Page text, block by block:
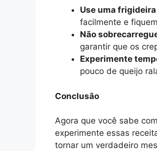
Use uma
facilmente e
Não
garantir que os
Experimente
pouco de queijo
Conclusão
Agora que você sabe
experimente essas
tornar um verdadeiro